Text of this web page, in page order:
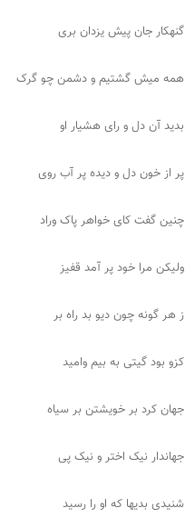
گنهکار جان پیش یزدان بری
همه میش گشتیم و دشمن چو گرک
بدید آن دل و رای هشیار او
پر از خون دل و دیده پر آب روی
چنین گفت کای خواهر پاک وراد
ولیکن مرا خود پر آمد قفیز
ز هر گونه چون دیو بد راه بر
کزو بود گیتی به بیم وامید
جهان کرد بر خویشتن بر سیاه
جهاندار نیک اختر و نیک پی
شنیدی بدیها که او را رسید